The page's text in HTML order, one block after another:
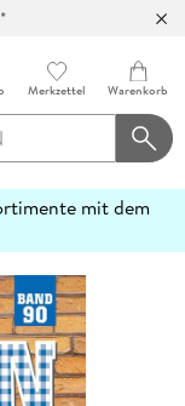
Merkzettel Warenkorb
mit dem